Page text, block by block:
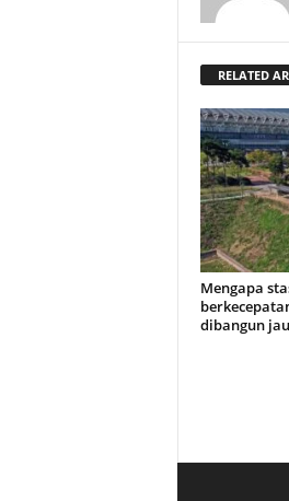
RELATED
Mengapa
dibangun